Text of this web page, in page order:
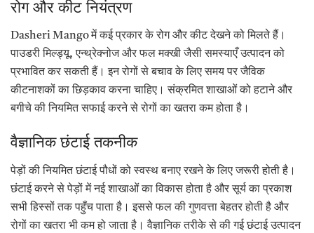
रोग और कीट नियंत्रण
Dasheri Mango में कई प्रकार के रोग और कीट देखने को मिलते हैं।
पाउडरी मिल्ड्यू, एन्थ्रेक्नोज और फल मक्खी जैसी समस्याएँ उत्पादन को
प्रभावित कर सकती हैं। इन रोगों से बचाव के लिए समय पर जैविक
कीटनाशकों का छिड़काव करना चाहिए। संक्रमित शाखाओं को हटाने और
बगीचे की नियमित सफाई करने से रोगों का खतरा कम होता है।
वैज्ञानिक छंटाई तकनीक
पेड़ों की नियमित छंटाई पौधों को स्वस्थ बनाए रखने के लिए जरूरी होती है।
छंटाई करने से पेड़ों में नई शाखाओं का विकास होता है और सूर्य का प्रकाश
सभी हिस्सों तक पहुँच पाता है। इससे फल की गुणवत्ता बेहतर होती है और
रोगों का खतरा भी कम हो जाता है। वैज्ञानिक तरीके से की गई छंटाई उत्पादन